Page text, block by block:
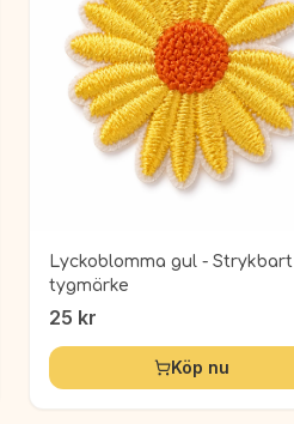
Lyckoblomma gul - Strykbart
tygmärke
25 kr
Köp nu